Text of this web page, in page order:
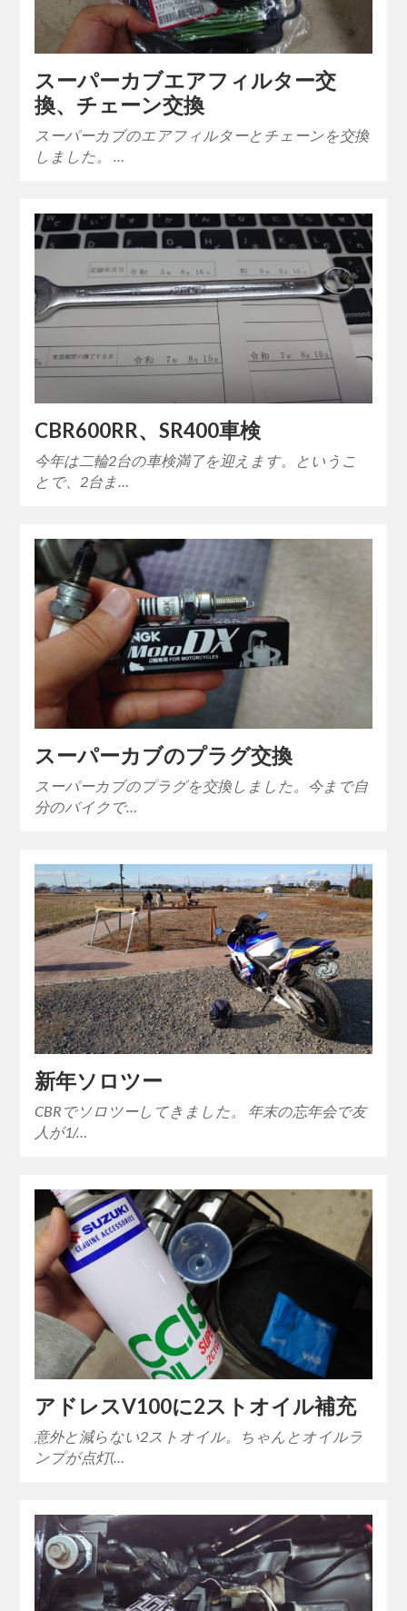
スーパーカブエアフィルター交
換、チェーン交換
スーパーカブのエアフィルターとチェーンを交換
しました。 …
CBR600RR、SR400車検
今年は二輪2台の車検満了を迎えます。というこ
とで、2台ま…
スーパーカブのプラグ交換
スーパーカブのプラグを交換しました。今まで自
分のバイクで…
新年ソロツー
CBRでソロツーしてきました。 年末の忘年会で友
人が1/…
アドレスV100に2ストオイル補充
意外と減らない2ストオイル。ちゃんとオイルラ
ンプが点灯(…